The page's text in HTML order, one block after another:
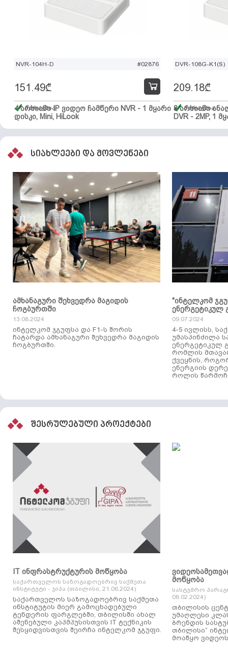
NVR-104H-D #02876
4 არხიანი IP ვიდეო ჩამწერი NVR - 1 მყარი
დისკი, Mini, HiLook
151.49₾
მარაგშია
DVR-108G-K1(S)
8 არხიანი
DVR - 2MP, 1
209.18₾
მარაგშია
სიახლეები და მოვლენები
ამხანაგური შეხვედრა მაგიდის
ჩოგბურთში
13.08.2024
ინტელკომ ჯგუფსა და F1-ს შორის
ჩატარდა ამხანაგური შეხვედრა მაგიდის
ჩოგბურთში.
"ინტელკომ
ენერგეტიკულ
09.07.2024
4-5 ივლისს,
უმასპინძილა
ენერგეტიკულ
რომლის
ქვეყნის,
ენერგიის
როლის
შესრულებული პროექტები
IT ინფრასტრუქტურის მოწყობა
საქართველოს საზოგადოებრივ საქმეთა
ინსტიტუტი - ჯიპა (თბილისი, 21.06.2024)
საქართველოს საზოგადოებრივ საქმეთა
ინსტიტუტის მიერ გამოცხადებული
ტენდერის ფარგლებში, თბილისში ახალ
აშენებული კაპმპუსისთვის IT ტექნიკის
შესყიდვისთვის შეირჩა ინტელკომ ჯგუფი.
მოწყობა
სასტუმრო
08.02.2024)
თბილისის
უმაღლესი
ბრენდის
თბილისი“
მოაწყო